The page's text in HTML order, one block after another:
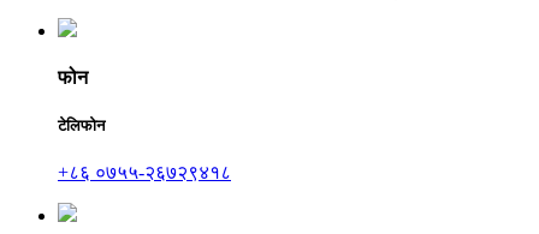
फोन
टेलिफोन
+८६ ०७५५-२६७२९४१८